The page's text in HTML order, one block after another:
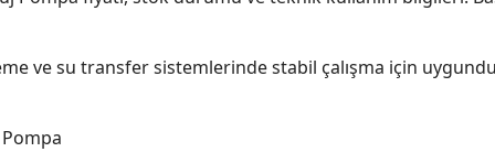
ve su transfer sistemlerinde stabil çalışma için